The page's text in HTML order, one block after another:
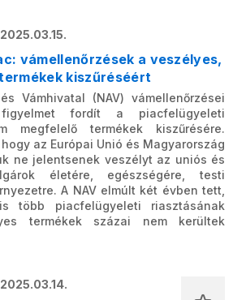
2025.03.15.
vámellenőrzések a veszélyes,
kiszűréséért
Vámhivatal (NAV) vámellenőrzései
fordít a piacfelügyeleti
megfelelő termékek kiszűrésére.
az Európai Unió és Magyarország
ne jelentsenek veszélyt az uniós és
életére, egészségére, testi
A NAV elmúlt két évben tett,
több piacfelügyeleti riasztásának
termékek százai nem kerültek
2025.03.14.